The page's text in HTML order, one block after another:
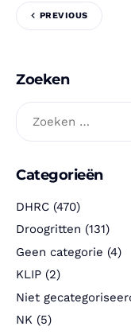
PREVIOUS
Zoeken
Categorieën
DHRC (470)
Droogritten (131)
Geen categorie (4)
KLIP (2)
Niet
NK (5)